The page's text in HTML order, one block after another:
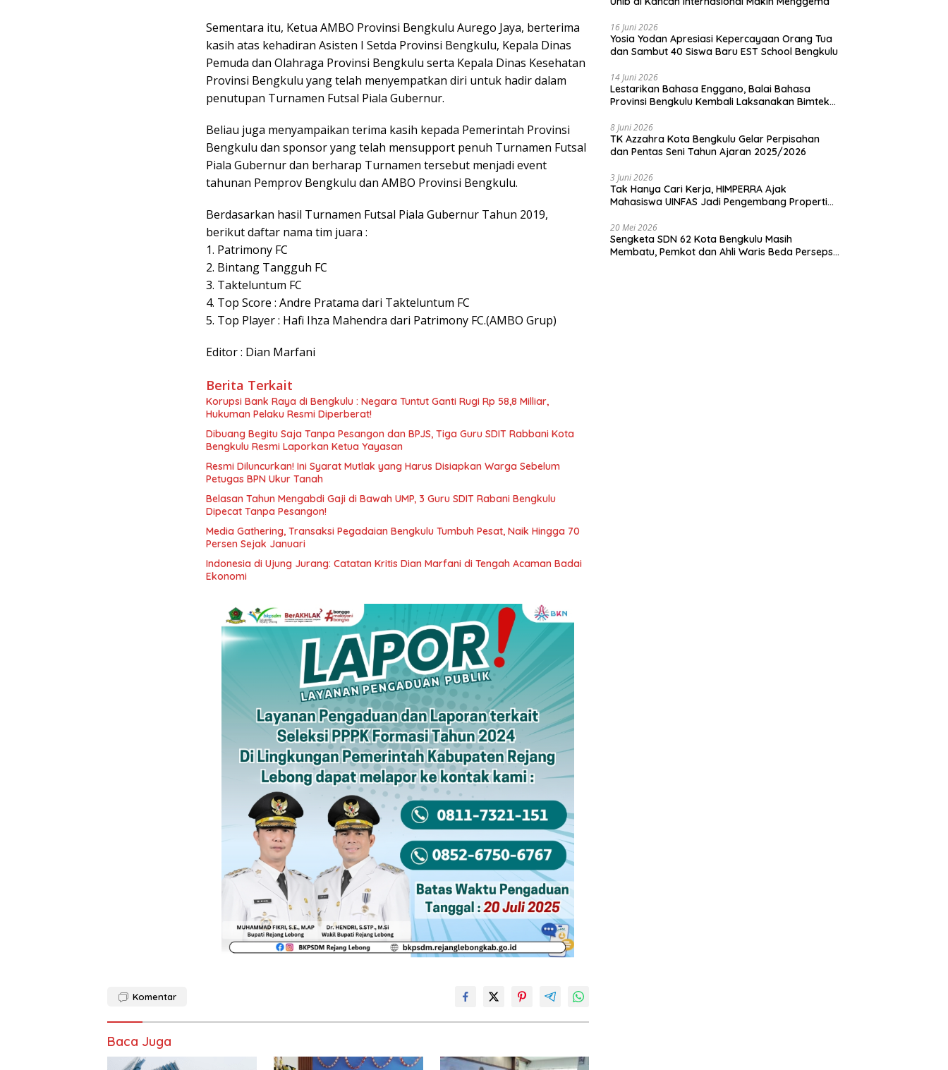
Sementara itu, Ketua AMBO Provinsi Bengkulu Aurego Jaya, berterima
kasih atas kehadiran Asisten I Setda Provinsi Bengkulu, Kepala Dinas
Pemuda dan Olahraga Provinsi Bengkulu serta Kepala Dinas Kesehatan
Provinsi Bengkulu yang telah menyempatkan diri untuk hadir dalam
penutupan Turnamen Futsal Piala Gubernur.
Beliau juga menyampaikan terima kasih kepada Pemerintah Provinsi
Bengkulu dan sponsor yang telah mensupport penuh Turnamen Futsal
Piala Gubernur dan berharap Turnamen tersebut menjadi event
tahunan Pemprov Bengkulu dan AMBO Provinsi Bengkulu.
Berdasarkan hasil Turnamen Futsal Piala Gubernur Tahun 2019,
berikut daftar nama tim juara :
1. Patrimony FC
2. Bintang Tangguh FC
3. Takteluntum FC
4. Top Score : Andre Pratama dari Takteluntum FC
5. Top Player : Hafi Ihza Mahendra dari Patrimony FC.(AMBO Grup)
Editor : Dian Marfani
Berita Terkait
Korupsi Bank Raya di Bengkulu : Negara Tuntut Ganti Rugi Rp 58,8 Milliar,
Hukuman Pelaku Resmi Diperberat!
Dibuang Begitu Saja Tanpa Pesangon dan BPJS, Tiga Guru SDIT Rabbani Kota
Bengkulu Resmi Laporkan Ketua Yayasan
Resmi Diluncurkan! Ini Syarat Mutlak yang Harus Disiapkan Warga Sebelum
Petugas BPN Ukur Tanah
Belasan Tahun Mengabdi Gaji di Bawah UMP, 3 Guru SDIT Rabani Bengkulu
Dipecat Tanpa Pesangon!
Media Gathering, Transaksi Pegadaian Bengkulu Tumbuh Pesat, Naik Hingga 70
Persen Sejak Januari
Indonesia di Ujung Jurang: Catatan Kritis Dian Marfani di Tengah Acaman Badai
Ekonomi
Komentar
Baca Juga
16 Juni 2026
‎Yosia Yodan Apresiasi Kepercayaan Orang Tua
dan Sambut 40 Siswa Baru EST School Bengkulu
14 Juni 2026
Lestarikan Bahasa Enggano, Balai Bahasa
Provinsi Bengkulu Kembali Laksanakan Bimtek
8 Juni 2026
TK Azzahra Kota Bengkulu Gelar Perpisahan
dan Pentas Seni Tahun Ajaran 2025/2026
3 Juni 2026
Tak Hanya Cari Kerja, HIMPERRA Ajak
Mahasiswa UINFAS Jadi Pengembang Properti
20 Mei 2026
Sengketa SDN 62 Kota Bengkulu Masih
Membatu, Pemkot dan Ahli Waris Beda Persepsi